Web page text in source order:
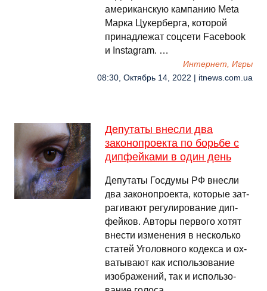
американскую кампанию Meta
Марка Цукерберга, которой
принадлежат соцсети Facebook
и Instagram. …
Интернет, Игры
08:30, Октябрь 14, 2022 | itnews.com.ua
Депутаты внесли два
законопроекта по борьбе с
дипфейками в один день
Де­пута­ты Гос­ду­мы РФ внес­ли
два за­коноп­роек­та, ко­торые зат­
ра­гивают ре­гули­рова­ние дип­
фей­ков. Ав­то­ры пер­во­го хо­тят
внес­ти из­ме­нения в нес­коль­ко
ста­тей Уго­лов­но­го ко­дек­са и ох­
ва­тывают как ис­поль­зо­вание
изоб­ра­жений, так и ис­поль­зо­